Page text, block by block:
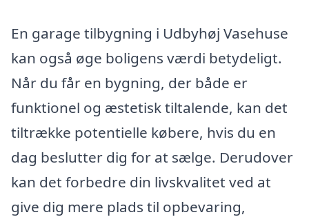
En garage tilbygning i Udbyhøj Vasehuse
kan også øge boligens værdi betydeligt.
Når du får en bygning, der både er
funktionel og æstetisk tiltalende, kan det
tiltrække potentielle købere, hvis du en
dag beslutter dig for at sælge. Derudover
kan det forbedre din livskvalitet ved at
give dig mere plads til opbevaring,